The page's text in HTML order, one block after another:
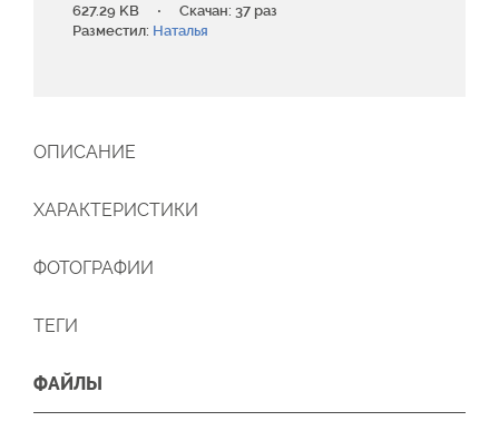
627.29 KB ·
Скачан: 37 раз
Разместил: Наталья
ОПИСАНИЕ
ХАРАКТЕРИСТИКИ
ФОТОГРАФИИ
ТЕГИ
ФАЙЛЫ